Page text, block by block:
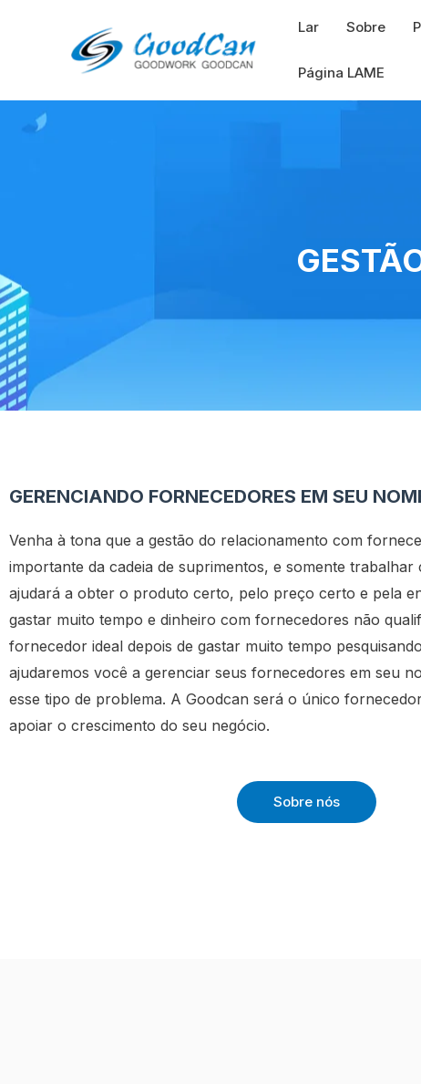
Lar Sobre
Página LAME
GERENCIANDO FORNECEDORES EM SEU
Venha à tona que a gestão do relacionamento com
importante da cadeia de suprimentos, e somente
ajudará a obter o produto certo, pelo preço certo e pela
gastar muito tempo e dinheiro com fornecedores não
fornecedor ideal depois de gastar muito tempo
ajudaremos você a gerenciar seus fornecedores em seu
esse tipo de problema. A Goodcan será o único
apoiar o crescimento do seu negócio.
Sobre nós